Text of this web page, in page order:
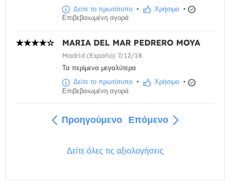
Δείτε το πρωτότυπο • Χρήσιμο •
Επιβεβαιωμένη αγορά
MARIA DEL MAR PEDRERO MOYA
Madrid (España) 7/12/18
Τα περίμενα μεγαλύτερα
Δείτε το πρωτότυπο • Χρήσιμο •
Επιβεβαιωμένη αγορά
Προηγούμενο Επόμενο
Δείτε όλες τις αξιολογήσεις